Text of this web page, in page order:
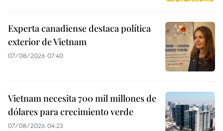
Experta canadiense destaca política
exterior de Vietnam
07/08/2026 07:40
Vietnam necesita 700 mil millones de
dólares para crecimiento verde
07/08/2026 04:23